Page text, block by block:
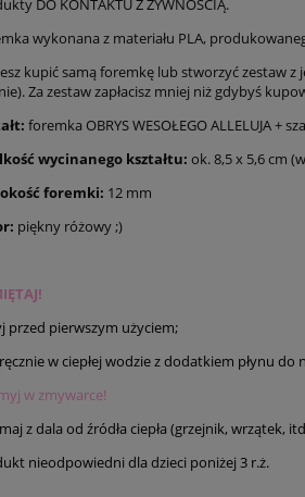
DO KONTAKTU Z ŻYWNOŚCIĄ.
wykonana z materiału PLA,
kupić samą foremkę lub stworzyć zestaw z
Za zestaw zapłacisz mniej niż gdybyś
foremka OBRYS WESOŁEGO ALLELUJA +
wycinanego kształtu: ok. 8,5 x 5,6 cm
foremki: 12 mm
piękny różowy ;)
przed pierwszym użyciem;
w ciepłej wodzie z dodatkiem płynu do
w zmywarce!
z dala od źródła ciepła (grzejnik, wrzątek,
nieodpowiedni dla dzieci poniżej 3 r.ż.